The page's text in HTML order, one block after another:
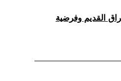
القديم وفرضية